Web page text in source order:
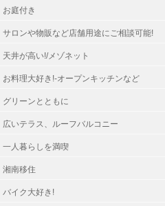
お庭付き
サロンや物販など店舗用途にご相談可能!
天井が高い!/メゾネット
お料理大好き!-オープンキッチンなど
グリーンとともに
広いテラス、ルーフバルコニー
一人暮らしを満喫
湘南移住
バイク大好き!